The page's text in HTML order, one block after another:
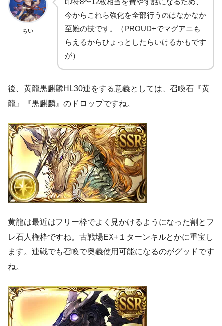
ちい
印符8〜12枚相当を費やす話になるため、
今からこれら強化を全部行うのはなかなか
至難の技です。（PROUD+でマグアニも
らえるからひょっとしたらいけるかもです
が）
後、黄龍黒麒麟HL30連をする意義としては、召喚石『黄
龍』『黒麒麟』のドロップですね。
黄龍は最近はフリー枠でよく見かけるようになった割とフ
レ石人権枠ですね。古戦場EX+１ターンキルとかに重宝し
ます。連戦でも召喚で奥義使用可能になるのがグッドです
ね。